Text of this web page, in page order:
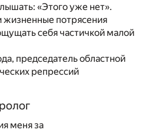
«Этого уже нет».
жизненные потрясения
себя частичкой малой
председатель областной
репрессий
меня за